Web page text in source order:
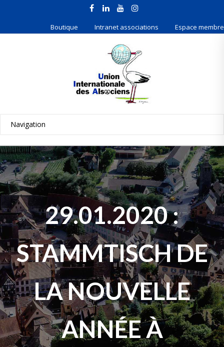
Boutique Intranet associations Espace membre
29.01.2020 :
STAMMTISCH DE
LA NOUVELLE
ANNÉE À